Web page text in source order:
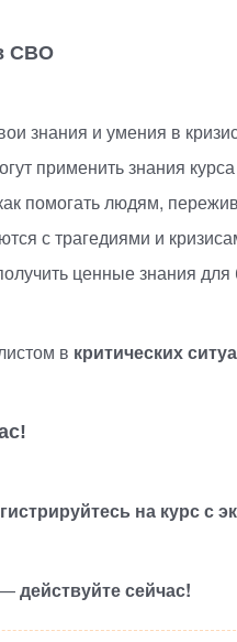
СВО
знания и умения в
применить знания
помогать людям,
с трагедиями и
ценные знания
в критических
на курс с
—действуйте сейчас!